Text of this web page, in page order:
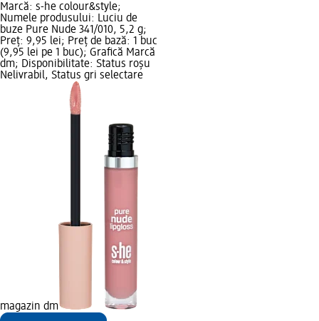
Marcă: s-he colour&style;
Numele produsului: Luciu de
buze Pure Nude 341/010, 5,2 g;
Preț: 9,95 lei; Preț de bază: 1 buc
(9,95 lei pe 1 buc); Grafică Marcă
dm; Disponibilitate: Status roșu
Nelivrabil, Status gri selectare
magazin dm